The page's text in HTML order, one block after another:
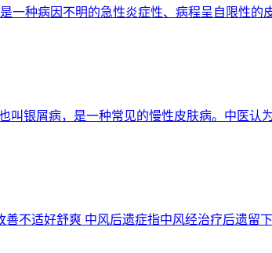
一种病因不明的急性炎症性、病程呈自限性
叫银屑病，是一种常见的慢性皮肤病。中医
不适好舒爽 中风后遗症指中风经治疗后遗